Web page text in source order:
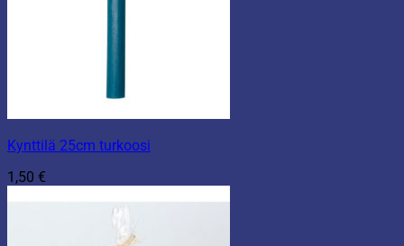
Kynttilä 25cm turkoosi
1,50 €